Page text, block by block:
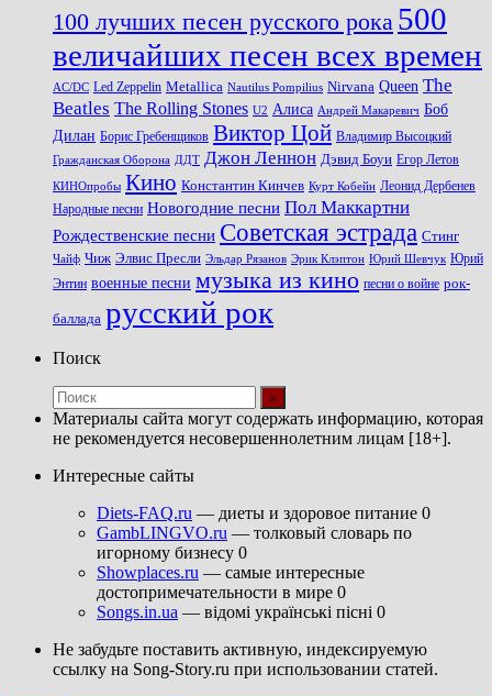
100 лучших песен русского рока 500
величайших песен всех времен
AC/DC Led Zeppelin Metallica Nautilus Pompilius Nirvana Queen The
Beatles The Rolling Stones U2 Алиса Андрей Макаревич Боб
Дилан Борис Гребенщиков Виктор Цой Владимир Высоцкий
Гражданская Оборона ДДТ Джон Леннон Дэвид Боуи Егор Летов
КИНОпробы Кино Константин Кинчев Курт Кобейн Леонид Дербенев
Народные песни Новогодние песни Пол Маккартни
Рождественские песни Советская эстрада Стинг
Чайф Чиж Элвис Пресли Эльдар Рязанов Эрик Клэптон Юрий Шевчук Юрий
Энтин военные песни музыка из кино песни о войне рок-
баллада русский рок
Поиск
Материалы сайта могут содержать информацию, которая
не рекомендуется несовершеннолетним лицам [18+].
Интересные сайты
Diets-FAQ.ru — диеты и здоровое питание 0
GambLINGVO.ru — толковый словарь по
игорному бизнесу 0
Showplaces.ru — самые интересные
достопримечательности в мире 0
Songs.in.ua — відомі українські пісні 0
Не забудьте поставить активную, индексируемую
ссылку на Song-Story.ru при использовании статей.